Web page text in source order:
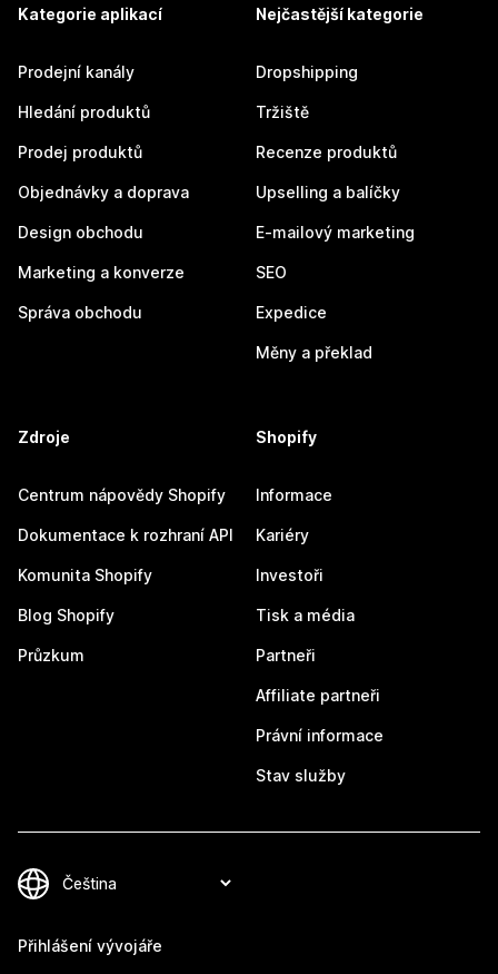
Kategorie aplikací
Prodejní kanály
Hledání produktů
Prodej produktů
Objednávky a doprava
Design obchodu
Marketing a konverze
Správa obchodu
Nejčastější kategorie
Dropshipping
Tržiště
Recenze produktů
Upselling a balíčky
E-mailový marketing
SEO
Expedice
Měny a překlad
Zdroje
Centrum nápovědy Shopify
Dokumentace k rozhraní API
Komunita Shopify
Blog Shopify
Průzkum
Shopify
Informace
Kariéry
Investoři
Tisk a média
Partneři
Affiliate partneři
Právní informace
Stav služby
Přihlášení vývojáře